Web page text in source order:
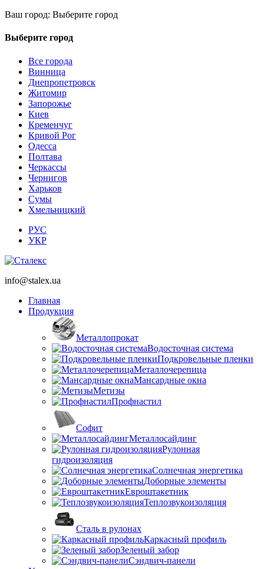
Ваш город: Выберите город
Выберите город
Все города
Винница
Днепропетровск
Житомир
Запорожье
Киев
Кременчуг
Кривой Рог
Одесса
Полтава
Черкассы
Чернигов
Харьков
Сумы
Хмельницкий
РУС
УКР
info@stalex.ua
Главная
Продукция
Металлопрокат
Водосточная система
Подкровельные пленки
Металлочерепица
Мансардные окна
Метизы
Профнастил
Софит
Металлосайдинг
Рулонная
гидроизоляция
Солнечная энергетика
Доборные элементы
Евроштакетник
Теплозвукоизоляция
Сталь в рулонах
Каркасный профиль
Зеленый забор
Сэндвич-панели